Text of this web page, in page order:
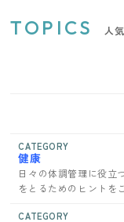
TOPICS 人
CATEGORY
健康
日々の体調管理に役立
をとるためのヒントを
CATEGORY